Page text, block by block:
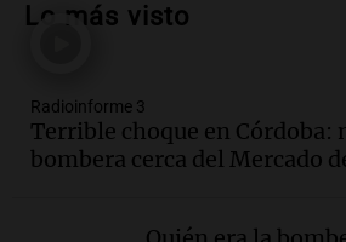
diversas atracciones para
Audio.
interina de Villa Santa
tras ser destituida
Lo más visto
Radioinforme 3
Terrible choque en Córdoba:
bombera cerca del Mercado